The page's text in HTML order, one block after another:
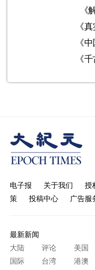
《
《
《
《
电子报 关于我们 授
策
投稿中心 广告服
最新新闻
大陆
评论
美国
国际
台湾
港澳